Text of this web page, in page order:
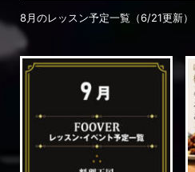
8月のレッスン予定一覧（6/21更新）